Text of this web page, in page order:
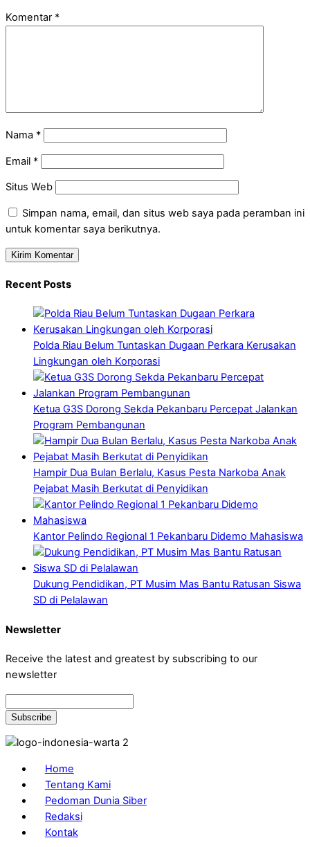
Komentar *
Nama *
Email *
Situs Web
Simpan nama, email, dan situs web saya pada peramban ini
untuk komentar saya berikutnya.
Recent Posts
Polda Riau Belum Tuntaskan Dugaan Perkara Kerusakan
Lingkungan oleh Korporasi
Ketua G3S Dorong Sekda Pekanbaru Percepat Jalankan
Program Pembangunan
Hampir Dua Bulan Berlalu, Kasus Pesta Narkoba Anak
Pejabat Masih Berkutat di Penyidikan
Kantor Pelindo Regional 1 Pekanbaru Didemo Mahasiswa
Dukung Pendidikan, PT Musim Mas Bantu Ratusan Siswa
SD di Pelalawan
Newsletter
Receive the latest and greatest by subscribing to our
newsletter
Home
Tentang Kami
Pedoman Dunia Siber
Redaksi
Kontak